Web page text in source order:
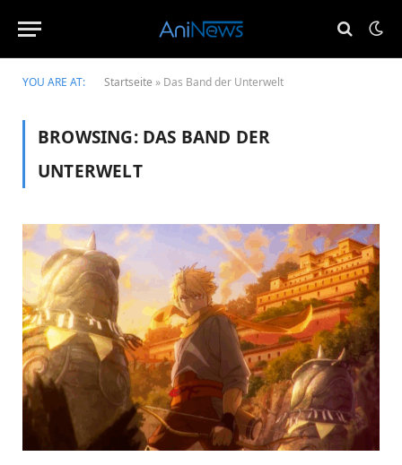
YOU ARE AT: Startseite » Das Band der Unterwelt
BROWSING: DAS BAND DER
UNTERWELT